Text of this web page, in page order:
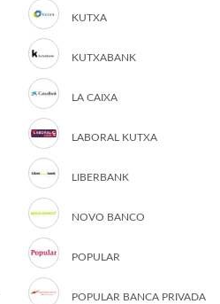
KUTXA
KUTXABANK
LA CAIXA
LABORAL KUTXA
LIBERBANK
NOVO BANCO
POPULAR
POPULAR BANCA PRIVADA